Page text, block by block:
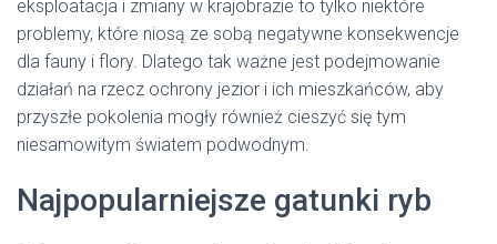
eksploatacja i zmiany w krajobrazie to tylko niektóre
problemy, które niosą ze sobą negatywne konsekwencje
dla fauny i flory. Dlatego tak ważne jest podejmowanie
działań na rzecz ochrony jezior i ich mieszkańców, aby
przyszłe pokolenia mogły również cieszyć się tym
niesamowitym światem podwodnym.
Najpopularniejsze gatunki ryb